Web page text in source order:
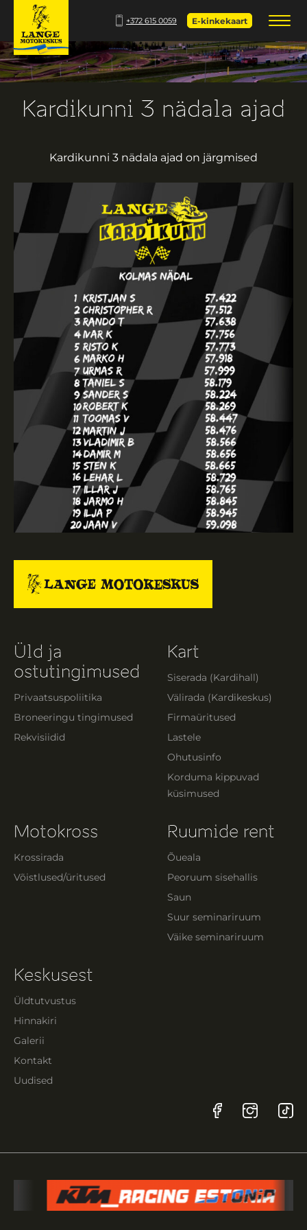
+372 615 0059 E-kinkekaart
Kardikunni 3 nädala ajad
Kardikunni 3 nädala ajad on järgmised
Üld ja
ostutingimused
Privaatsuspoliitika
Broneeringu tingimused
Rekvisiidid
Kart
Siserada (Kardihall)
Välirada (Kardikeskus)
Firmaüritused
Lastele
Ohutusinfo
Korduma kippuvad
küsimused
Motokross
Krossirada
Võistlused/üritused
Ruumide rent
Õueala
Peoruum sisehallis
Saun
Suur seminariruum
Väike seminariruum
Keskusest
Üldtutvustus
Hinnakiri
Galerii
Kontakt
Uudised